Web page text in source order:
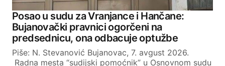
Your Name
Your E-mail
Posao u sudu za Vranjance i Hančane:
Bujanovački pravnici ogorčeni na
predsednicu, ona odbacuje optužbe
Piše: N. Stevanović Bujanovac, 7. avgust 2026.
Radna mesta “sudijski pomoćnik” u Osnovnom sudu